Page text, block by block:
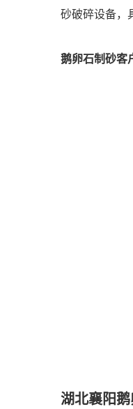
砂破碎设备，
鹅卵石制砂客
湖北襄阳